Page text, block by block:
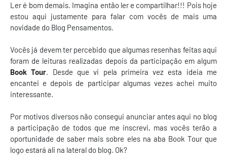
Ler é bom demais. Imagina então ler e compartilhar!!! Pois hoje
estou aqui justamente para falar com vocês de mais uma
novidade do Blog Pensamentos.
Vocês já devem ter percebido que algumas resenhas feitas aqui
foram de leituras realizadas depois da participação em algum
Book Tour. Desde que vi pela primeira vez esta ideia me
encantei e depois de participar algumas vezes achei muito
interessante.
Por motivos diversos não consegui anunciar antes aqui no blog
a participação de todos que me inscrevi, mas vocês terão a
oportunidade de saber mais sobre eles na aba Book Tour que
logo estará ali na lateral do blog. Ok?